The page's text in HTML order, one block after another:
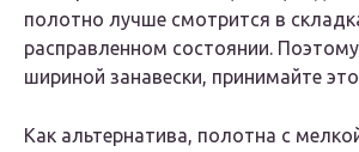
полотно лучше смотрится в
расправленном состоянии.
шириной занавески, принимайте
Как альтернатива, полотна с